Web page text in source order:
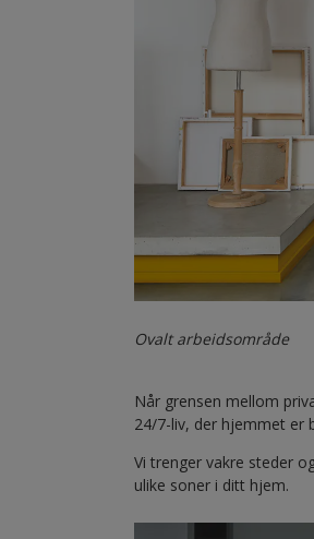
Ovalt arbeidsområde
Når grensen mellom
24/7-liv, der hjemmet er
Vi trenger vakre steder
ulike soner i ditt hjem.